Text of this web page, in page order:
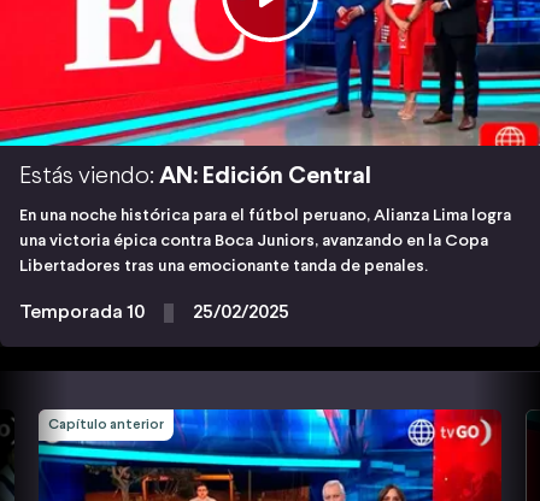
Estás viendo: AN: Edición Central
En una noche histórica para el fútbol peruano, Alianza Lima logra
una victoria épica contra Boca Juniors, avanzando en la Copa
Libertadores tras una emocionante tanda de penales.
Temporada 10 25/02/2025
Capítulo anterior